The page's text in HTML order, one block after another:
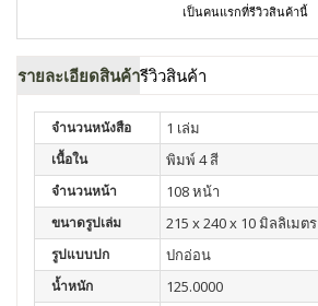
เป็นคนแรกที่รีวิวสินค้านี้
รายละเอียดสินค้ารีวิวสินค้า
จำนวนหนังสือ 1 เล่ม
เนื้อใน พิมพ์ 4 สี
จำนวนหน้า 108 หน้า
ขนาดรูปเล่ม 215 x 240 x 10 มิลลิเมตร
รูปแบบปก ปกอ่อน
น้ำหนัก 125.0000